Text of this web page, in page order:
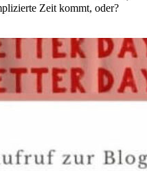
Zeit kommt, oder?